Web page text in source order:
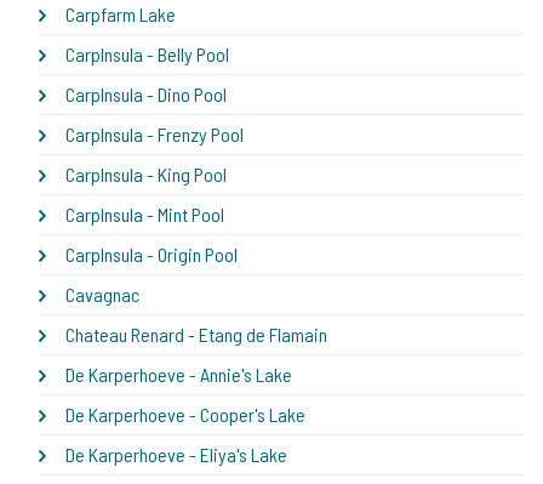
Carpfarm Lake
CarpInsula - Belly Pool
CarpInsula - Dino Pool
CarpInsula - Frenzy Pool
CarpInsula - King Pool
CarpInsula - Mint Pool
CarpInsula - Origin Pool
Cavagnac
Chateau Renard - Etang de Flamain
De Karperhoeve - Annie's Lake
De Karperhoeve - Cooper's Lake
De Karperhoeve - Eliya's Lake